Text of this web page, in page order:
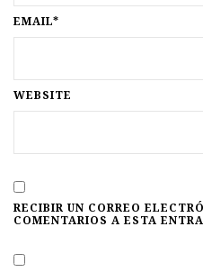
EMAIL*
WEBSITE
RECIBIR UN CORREO
COMENTARIOS A ESTA